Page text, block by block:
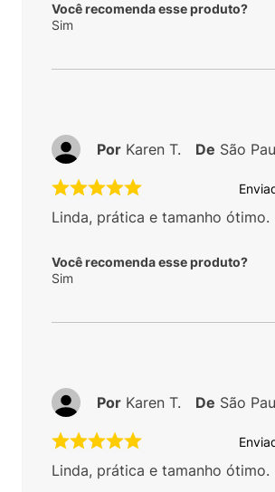
Você recomenda esse produto?
Sim
Linda, prática e tamanho ótimo.
Você recomenda esse produto?
Sim
Por Karen T. De São
Linda, prática e tamanho ótimo.
Por Karen T. De São